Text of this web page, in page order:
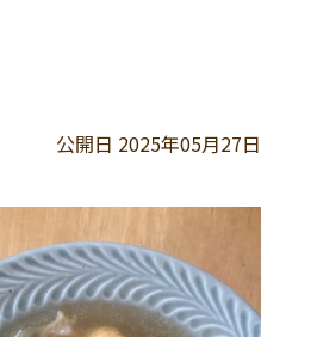
公開日 2025年05月27日